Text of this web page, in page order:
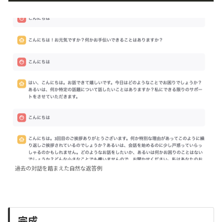
過去の対話を踏まえた自然な返答例